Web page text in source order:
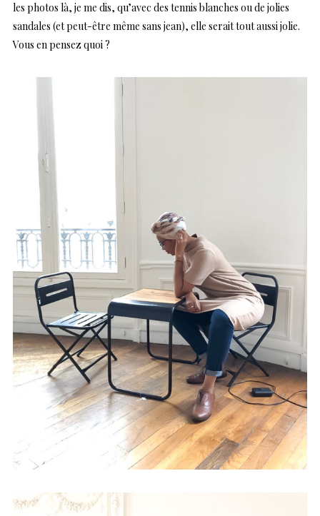
les photos là, je me dis, qu’avec des tennis blanches ou de jolies
sandales (et peut-être même sans jean), elle serait tout aussi jolie.
Vous en pensez quoi ?